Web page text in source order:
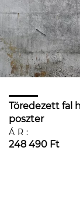
Töredezett fal
poszter
ÁR:
248 490 Ft